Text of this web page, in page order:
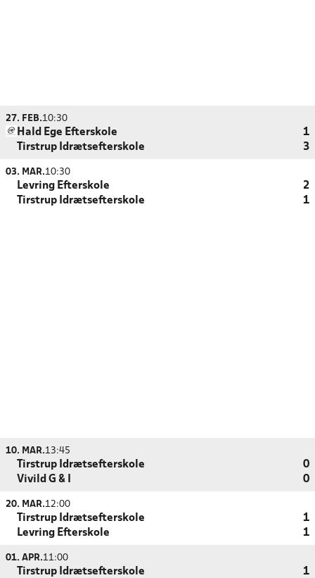
27. FEB.10:30
Hald Ege Efterskole
1
Tirstrup Idrætsefterskole
3
03. MAR.10:30
Levring Efterskole
2
Tirstrup Idrætsefterskole
1
10. MAR.13:45
Tirstrup Idrætsefterskole
0
Vivild G & I
0
20. MAR.12:00
Tirstrup Idrætsefterskole
1
Levring Efterskole
1
01. APR.11:00
Tirstrup Idrætsefterskole
1